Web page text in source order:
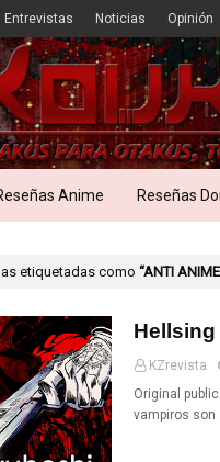
Entrevistas Noticias Opinión
Anime Reseñas
etiquetadas como ANTI ANIME
Hellsing
KZrevista
Original
vampiros son